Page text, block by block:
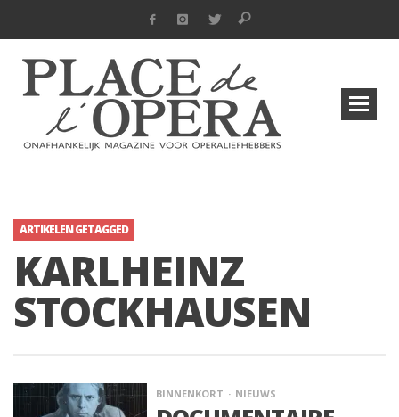
ARTIKELEN GETAGGED
KARLHEINZ
STOCKHAUSEN
BINNENKORT NIEUWS